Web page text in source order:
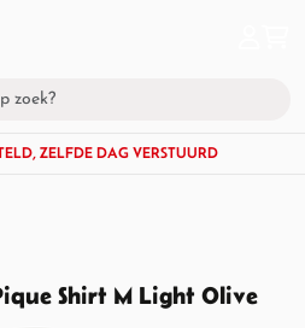
ZELFDE DAG VERSTUURD
Shirt M Light Olive